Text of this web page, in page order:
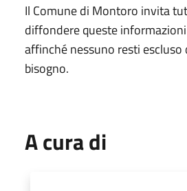
Il Comune di Montoro invita
diffondere queste
affinché nessuno resti escluso
bisogno.
A cura di